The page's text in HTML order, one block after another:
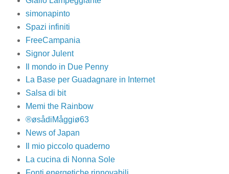
simonapinto
Spazi infiniti
FreeCampania
Signor Julent
Il mondo in Due Penny
La Base per Guadagnare in Internet
Salsa di bit
Memi the Rainbow
®øsådiMåggiø63
News of Japan
Il mio piccolo quaderno
La cucina di Nonna Sole